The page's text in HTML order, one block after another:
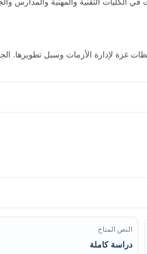
النص المتاح
دراسة كاملة